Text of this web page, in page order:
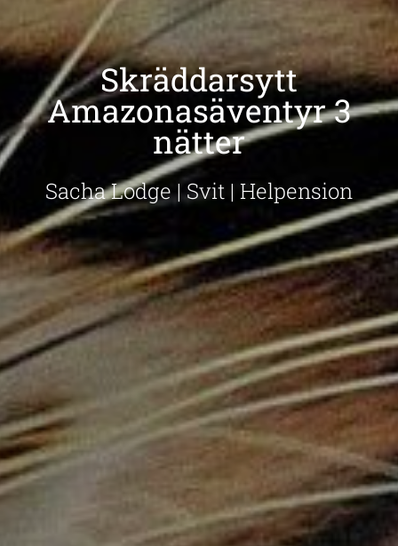
Skräddarsytt
Amazonasäventyr 3
nätter
Sacha Lodge | Svit | Helpension